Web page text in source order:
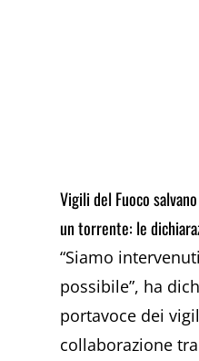
Vigili del Fuoco
un torrente: le
“Siamo
possibile”, ha
portavoce dei
collaborazione